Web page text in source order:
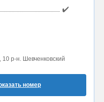
✔️
10 р-н. Шевченковский
номер